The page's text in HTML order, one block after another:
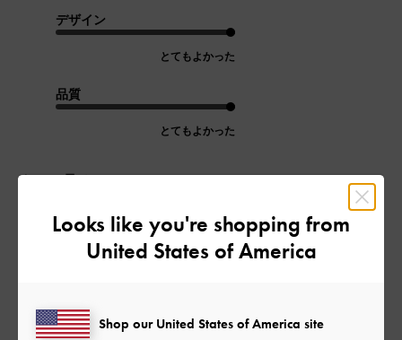
デザイン
とてもよかった
品質
とてもよかった
もっと見る
このレビューは役に立ちましたか？
ご利用者様 2024-03-19
Looks like you're shopping from
United States of America
Shop our United States of America site